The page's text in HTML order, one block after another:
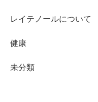
レイテノールについて
健康
未分類